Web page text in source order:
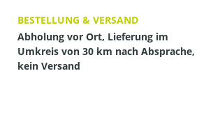
BESTELLUNG & VERSAND
Abholung vor Ort, Lieferung im
Umkreis von 30 km nach Absprache,
kein Versand